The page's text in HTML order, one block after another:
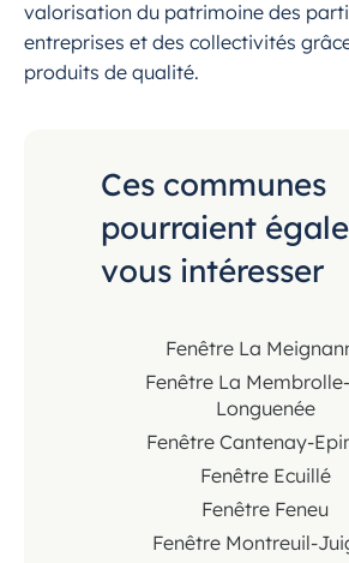
valorisation du patrimoine des
entreprises et des collectivités
produits de qualité.
Ces communes
pourraient
vous intéresser
Fenêtre La
Fenêtre La
Longuenée
Fenêtre Cantenay-
Fenêtre Ecuillé
Fenêtre Feneu
Fenêtre Montreuil-